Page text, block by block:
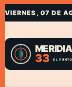
VIERNES, 07 DE